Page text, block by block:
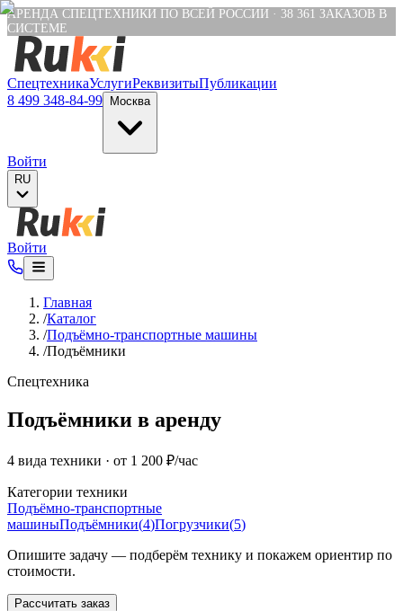
Verification: e6a4652c04df1fb8
АРЕНДА СПЕЦТЕХНИКИ ПО ВСЕЙ РОССИИ · 38 361 ЗАКАЗОВ В
СИСТЕМЕ
СпецтехникаУслугиРеквизитыПубликации
8 499 348-84-99
Москва
Войти
RU
Войти
Главная
/Каталог
/Подъёмно-транспортные машины
/Подъёмники
Спецтехника
Подъёмники в аренду
4 вида техники · от 1 200 ₽/час
Категории техники
Подъёмно-транспортные
машиныПодъёмники(4)Погрузчики(5)
Опишите задачу — подберём технику и покажем ориентир по
стоимости.
Рассчитать заказ